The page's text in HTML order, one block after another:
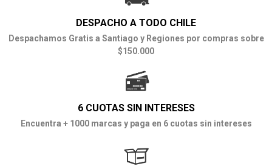
DESPACHO A TODO CHILE
Despachamos Gratis a Santiago y Regiones por compras sobre
$150.000
6 CUOTAS SIN INTERESES
Encuentra + 1000 marcas y paga en 6 cuotas sin intereses